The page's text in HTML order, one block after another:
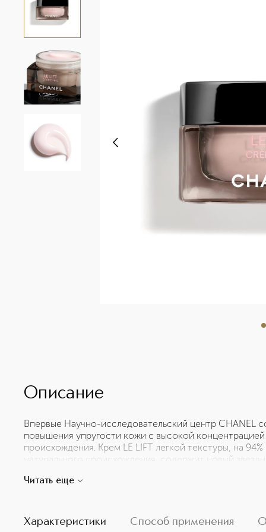
Описание
Впервые Научно-исследовательский центр CHANEL
повышения упругости кожи с высокой концентрацией
происхождения. Крем LE LIFT легкой текстуры, на
натурального происхождения, содержит новый
представлен в 3 чувственных текстурах: легкой,
Сравнительное исследование повышения толщины
Читать еще
Характеристики Способ применения